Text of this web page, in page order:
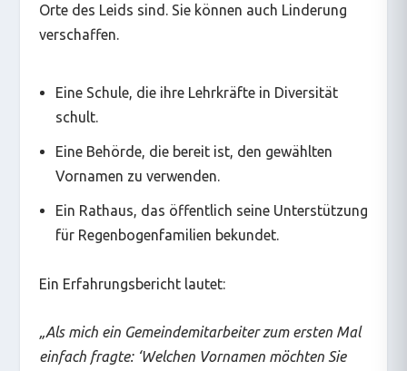
Orte des Leids sind. Sie können auch Linderung
verschaffen.
Eine Schule, die ihre Lehrkräfte in Diversität
schult.
Eine Behörde, die bereit ist, den gewählten
Vornamen zu verwenden.
Ein Rathaus, das öffentlich seine Unterstützung
für Regenbogenfamilien bekundet.
Ein Erfahrungsbericht lautet:
„Als mich ein Gemeindemitarbeiter zum ersten Mal
einfach fragte: ‘Welchen Vornamen möchten Sie